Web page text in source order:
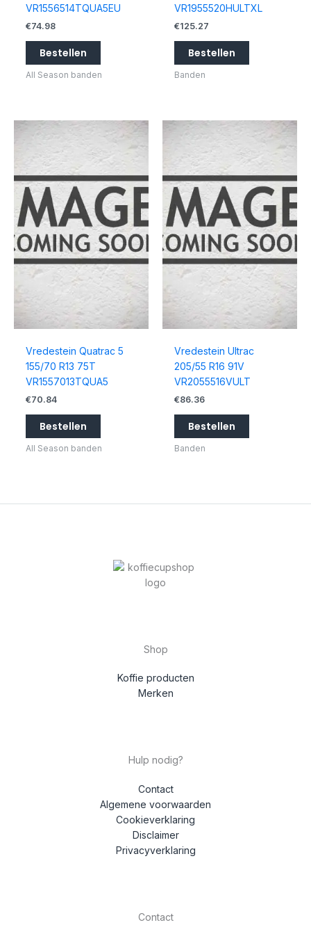
VR1556514TQUA5EU
€74.98
Bestellen
All Season banden
VR1955520HULTXL
€125.27
Bestellen
Banden
Vredestein Quatrac 5
155/70 R13 75T
VR1557013TQUA5
€70.84
Bestellen
All Season banden
Vredestein Ultrac
205/55 R16 91V
VR2055516VULT
€86.36
Bestellen
Banden
Shop
Koffie producten
Merken
Hulp nodig?
Contact
Algemene voorwaarden
Cookieverklaring
Disclaimer
Privacyverklaring
Contact